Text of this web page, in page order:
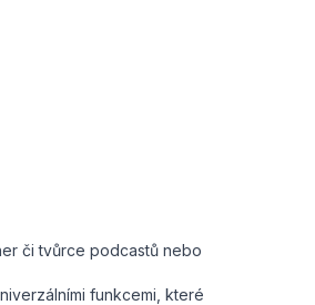
či tvůrce podcastů nebo
funkcemi, které